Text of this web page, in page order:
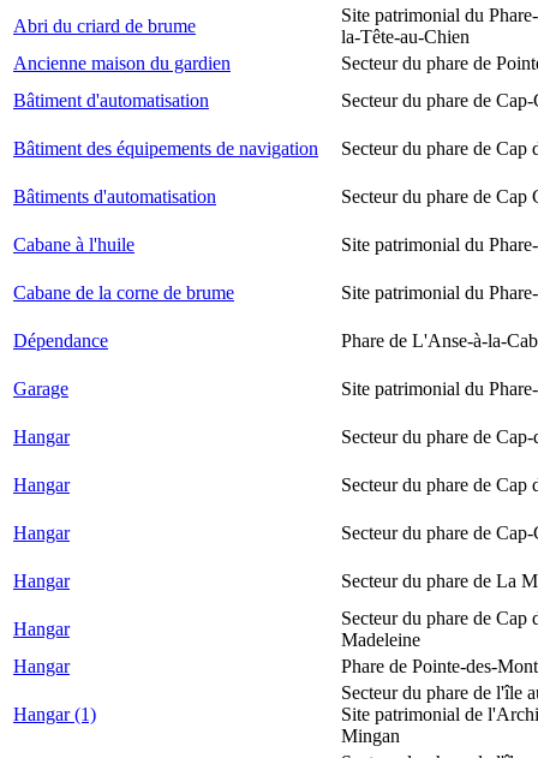
Abri du criard de brume
Site patrimonial du
la-Tête-au-Chien
Ancienne maison du gardien
Secteur du phare de
Bâtiment d'automatisation
Secteur du phare de Cap-
Bâtiment des équipements de navigation Secteur du phare de Cap
Bâtiments d'automatisation Secteur du phare de Cap
Cabane à l'huile Site patrimonial du
Cabane de la corne de brume Site patrimonial du
Dépendance Phare de L'Anse-à-la-
Garage Site patrimonial du
Hangar Secteur du phare de Cap-
Hangar Secteur du phare de Cap
Hangar Secteur du phare de Cap-
Hangar Secteur du phare de La
Hangar
Secteur du phare de Cap
Madeleine
Hangar
Phare de Pointe-des-
Hangar (1)
Secteur du phare de l'île
Site patrimonial de
Mingan